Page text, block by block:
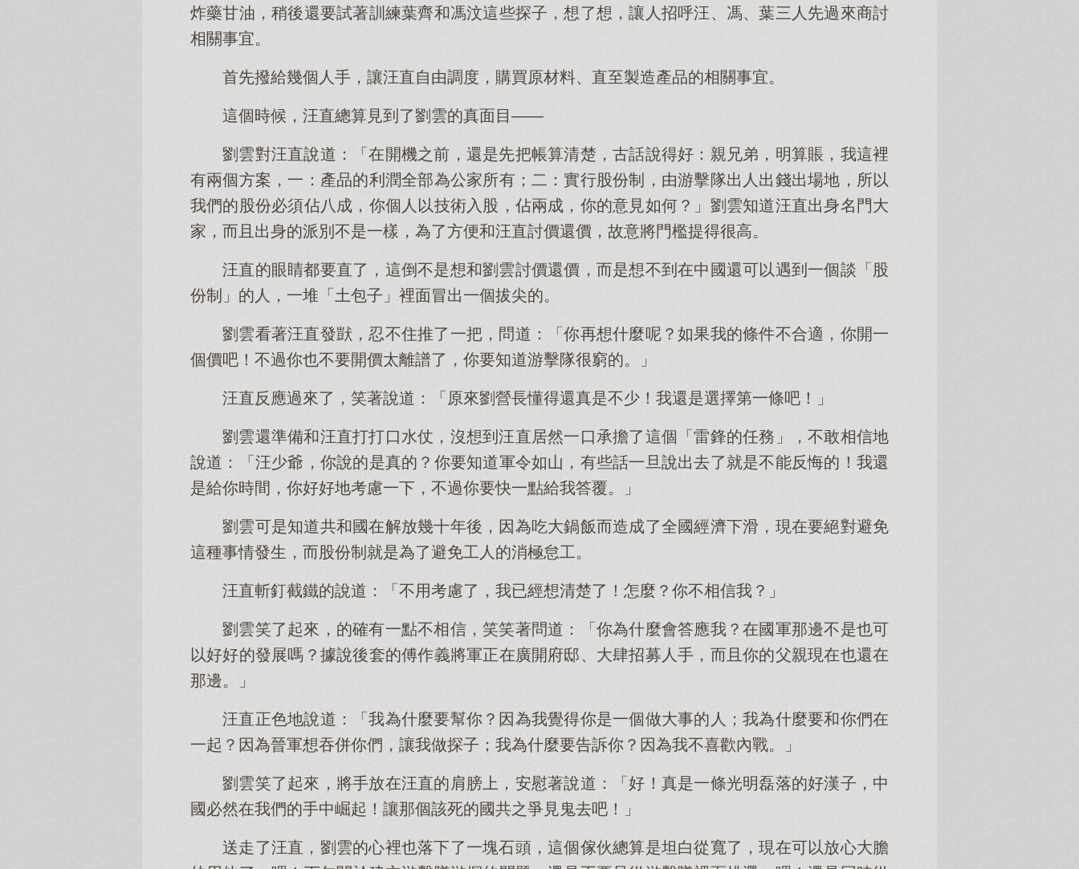
炸藥甘油，稍後還要試著訓練葉齊和馮汶這些探子，想了想，讓人招呼汪、馮、葉三人先過來商討
相關事宜。
首先撥給幾個人手，讓汪直自由調度，購買原材料、直至製造產品的相關事宜。
這個時候，汪直總算見到了劉雲的真面目——
劉雲對汪直說道：「在開機之前，還是先把帳算清楚，古話說得好：親兄弟，明算賬，我這裡
有兩個方案，一：產品的利潤全部為公家所有；二：實行股份制，由游擊隊出人出錢出場地，所以
我們的股份必須佔八成，你個人以技術入股，佔兩成，你的意見如何？」劉雲知道汪直出身名門大
家，而且出身的派別不是一樣，為了方便和汪直討價還價，故意將門檻提得很高。
汪直的眼睛都要直了，這倒不是想和劉雲討價還價，而是想不到在中國還可以遇到一個談「股
份制」的人，一堆「土包子」裡面冒出一個拔尖的。
劉雲看著汪直發獃，忍不住推了一把，問道：「你再想什麼呢？如果我的條件不合適，你開一
個價吧！不過你也不要開價太離譜了，你要知道游擊隊很窮的。」
汪直反應過來了，笑著說道：「原來劉營長懂得還真是不少！我還是選擇第一條吧！」
劉雲還準備和汪直打打口水仗，沒想到汪直居然一口承擔了這個「雷鋒的任務」，不敢相信地
說道：「汪少爺，你說的是真的？你要知道軍令如山，有些話一旦說出去了就是不能反悔的！我還
是給你時間，你好好地考慮一下，不過你要快一點給我答覆。」
劉雲可是知道共和國在解放幾十年後，因為吃大鍋飯而造成了全國經濟下滑，現在要絕對避免
這種事情發生，而股份制就是為了避免工人的消極怠工。
汪直斬釘截鐵的說道：「不用考慮了，我已經想清楚了！怎麼？你不相信我？」
劉雲笑了起來，的確有一點不相信，笑笑著問道：「你為什麼會答應我？在國軍那邊不是也可
以好好的發展嗎？據說後套的傅作義將軍正在廣開府邸、大肆招募人手，而且你的父親現在也還在
那邊。」
汪直正色地說道：「我為什麼要幫你？因為我覺得你是一個做大事的人；我為什麼要和你們在
一起？因為晉軍想吞併你們，讓我做探子；我為什麼要告訴你？因為我不喜歡內戰。」
劉雲笑了起來，將手放在汪直的肩膀上，安慰著說道：「好！真是一條光明磊落的好漢子，中
國必然在我們的手中崛起！讓那個該死的國共之爭見鬼去吧！」
送走了汪直，劉雲的心裡也落下了一塊石頭，這個傢伙總算是坦白從寬了，現在可以放心大膽